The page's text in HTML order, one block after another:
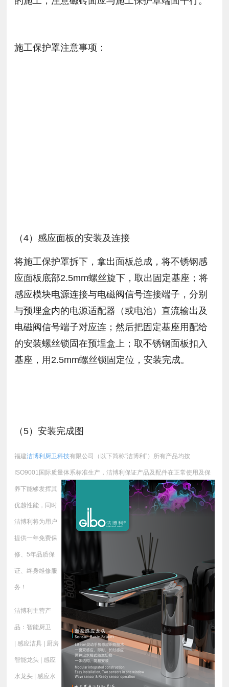
施工保护罩注意事项：
（4）感应面板的安装及连接
将施工保护罩拆下，拿出面板总成，将不锈钢感
应面板底部2.5mm螺丝旋下，取出固定基座；将
感应模块电源连接与电磁阀信号连接端子，分别
与预埋盒内的电源适配器（或电池）直流输出及
电磁阀信号端子对应连；然后把固定基座用配给
的安装螺丝锁固在预埋盒上；取不锈钢面板扣入
基座，用2.5mm螺丝锁固定位，安装完成。
（5）安装完成图
福建洁博利厨卫科技有限公司（以下简称“洁博利”）所有产品均按
ISO9001国际质量体系标准生产，洁博利保证产品及配件在正常使用及保
养下能够发挥其
优越性能，同时
洁博利将为用户
提供一年免费保
修、5年品质保
证、终身维修服
务！
洁博利主营产
品：智能厨卫
| 感应洁具 | 厨房
智能龙头 | 感应
水龙头 | 感应水